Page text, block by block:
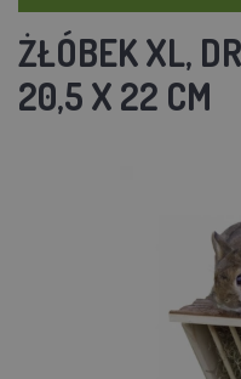
ŻŁÓBEK XL,
20,5 X 22 CM